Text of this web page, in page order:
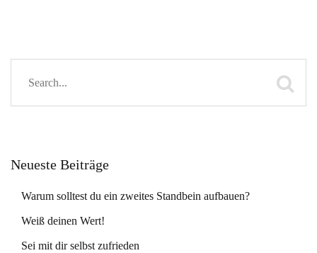
Neueste Beiträge
Warum solltest du ein zweites Standbein aufbauen?
Weiß deinen Wert!
Sei mit dir selbst zufrieden